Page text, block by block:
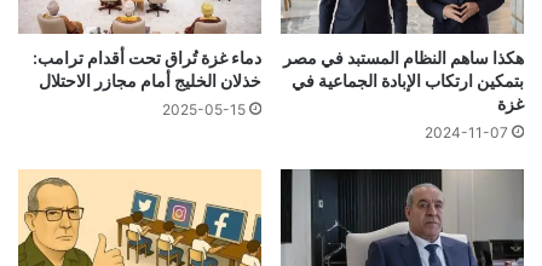
هكذا ساهم النظام المستبد في مصر
بتمكين ارتكاب الإبادة الجماعية في
غزة
2024-11-07
دماء غزة تُراق تحت أقدام ترامب:
خذلان الخليج أمام مجازر الاحتلال
2025-05-15